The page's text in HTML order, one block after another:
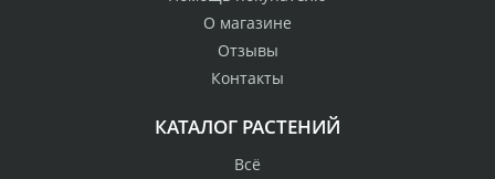
О магазине
Отзывы
Контакты
КАТАЛОГ РАСТЕНИЙ
Всё